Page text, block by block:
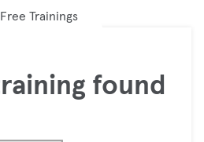
Free Trainings
found